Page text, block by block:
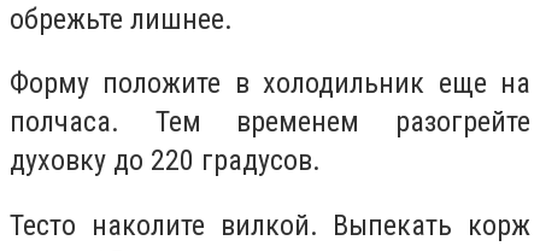
обрежьте лишнее.
Форму положите в холодильник еще на
полчаса. Тем временем разогрейте
духовку до 220 градусов.
Тесто наколите вилкой. Выпекать корж